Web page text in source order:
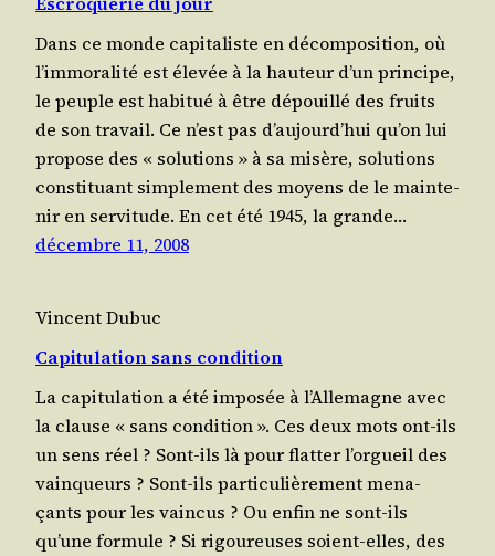
Dans ce monde capi­ta­liste en décom­po­si­tion, où
l’im­mo­ra­li­té est éle­vée à la hau­teur d’un prin­cipe,
le peuple est habi­tué à être dépouillé des fruits
de son tra­vail. Ce n’est pas d’au­jourd’­hui qu’on lui
pro­pose des « solu­tions » à sa misère, solu­tions
consti­tuant sim­ple­ment des moyens de le main­te­
nir en servitude. En cet été 1945, la grande…
décembre 11, 2008
Vincent Dubuc
Capitulation sans condition
La capi­tu­la­tion a été impo­sée à l’Al­le­magne avec
la clause « sans condi­tion ». Ces deux mots ont-ils
un sens réel ? Sont-ils là pour flat­ter l’or­gueil des
vain­queurs ? Sont-ils par­ti­cu­liè­re­ment mena­
çants pour les vain­cus ? Ou enfin ne sont-ils
qu’une formule ? Si rigou­reuses soient-elles, des